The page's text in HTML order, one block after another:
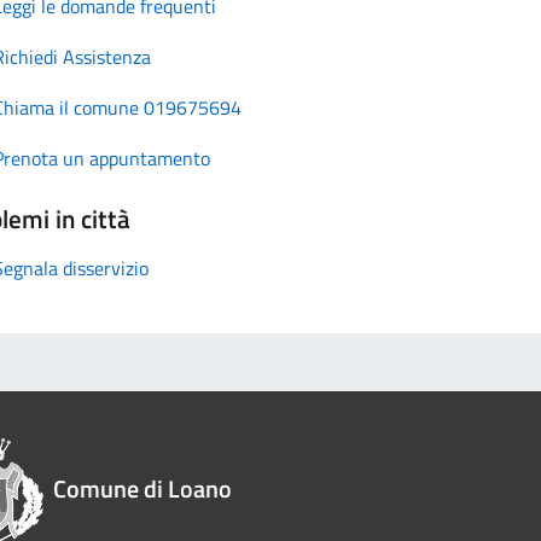
Assistenza
il comune 019675694
un appuntamento
in città
disservizio
Comune di Loano